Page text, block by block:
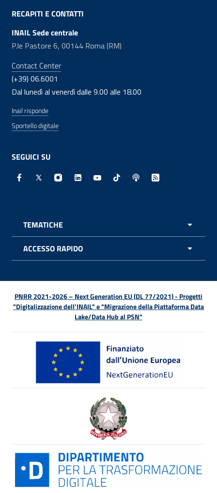
RECAPITI E CONTATTI
INAIL Sede centrale
P.le Pastore 6, 00144 Roma (RM)
Contact Center
(+39) 06.6001
Dal lunedì al venerdì dalle 9.00 alle 18.00
Inail risponde
Sportello digitale
SEGUICI SU
Facebook - Sito esterno - Apertura in nuova finestra
X - Sito esterno - Apertura in nuova finestra
Instagram - Sito esterno - Apertura in
Linkedin - Sito esterno - Apertura in
Youtube - Sito esterno -
TikTok - Sito esterno -
Spreaker - Sito
Feed RSS -
TEMATICHE
ACCESSO RAPIDO
PNRR 2021-2026 – Next Generation EU (DL 77/2021) - Progetti
"Digitalizzazione dell’INAIL" e "Migrazione della Piattaforma Data
Lake/Data Hub al PSN"